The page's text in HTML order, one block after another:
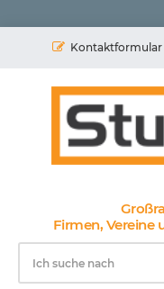
Kontaktformular
Firmen, Vereine